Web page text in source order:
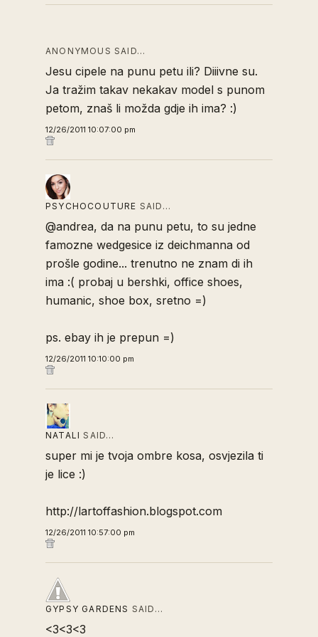
ANONYMOUS SAID…
Jesu cipele na punu petu ili? Diiivne su.
Ja tražim takav nekakav model s punom
petom, znaš li možda gdje ih ima? :)
12/26/2011 10:07:00 pm
PSYCHOCOUTURE SAID…
@andrea, da na punu petu, to su jedne
famozne wedgesice iz deichmanna od
prošle godine... trenutno ne znam di ih
ima :( probaj u bershki, office shoes,
humanic, shoe box, sretno =)
ps. ebay ih je prepun =)
12/26/2011 10:10:00 pm
NATALI SAID…
super mi je tvoja ombre kosa, osvjezila ti
je lice :)
http://lartoffashion.blogspot.com
12/26/2011 10:57:00 pm
GYPSY GARDENS SAID…
<3<3<3